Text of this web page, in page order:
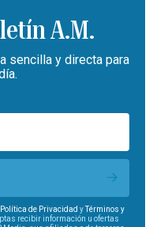
A.M.
sencilla y directa para
Política de Privacidad yTérminos y
recibir información u ofertas